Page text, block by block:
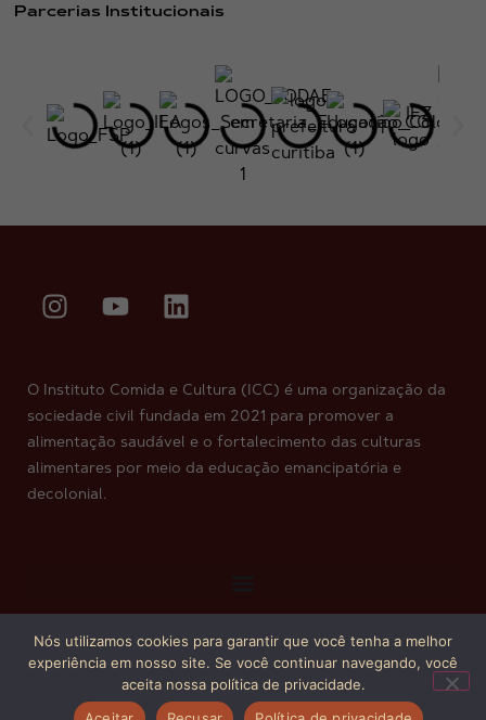
Parcerias Institucionais
O Instituto Comida e Cultura (ICC) é uma organização da
sociedade civil fundada em 2021 para promover a
alimentação saudável e o fortalecimento das culturas
alimentares por meio da educação emancipatória e
decolonial.
Copyright © 2026. Todos os direitos reservados.
Nós utilizamos cookies para garantir que você tenha a melhor
experiência em nosso site. Se você continuar navegando, você
aceita nossa política de privacidade.